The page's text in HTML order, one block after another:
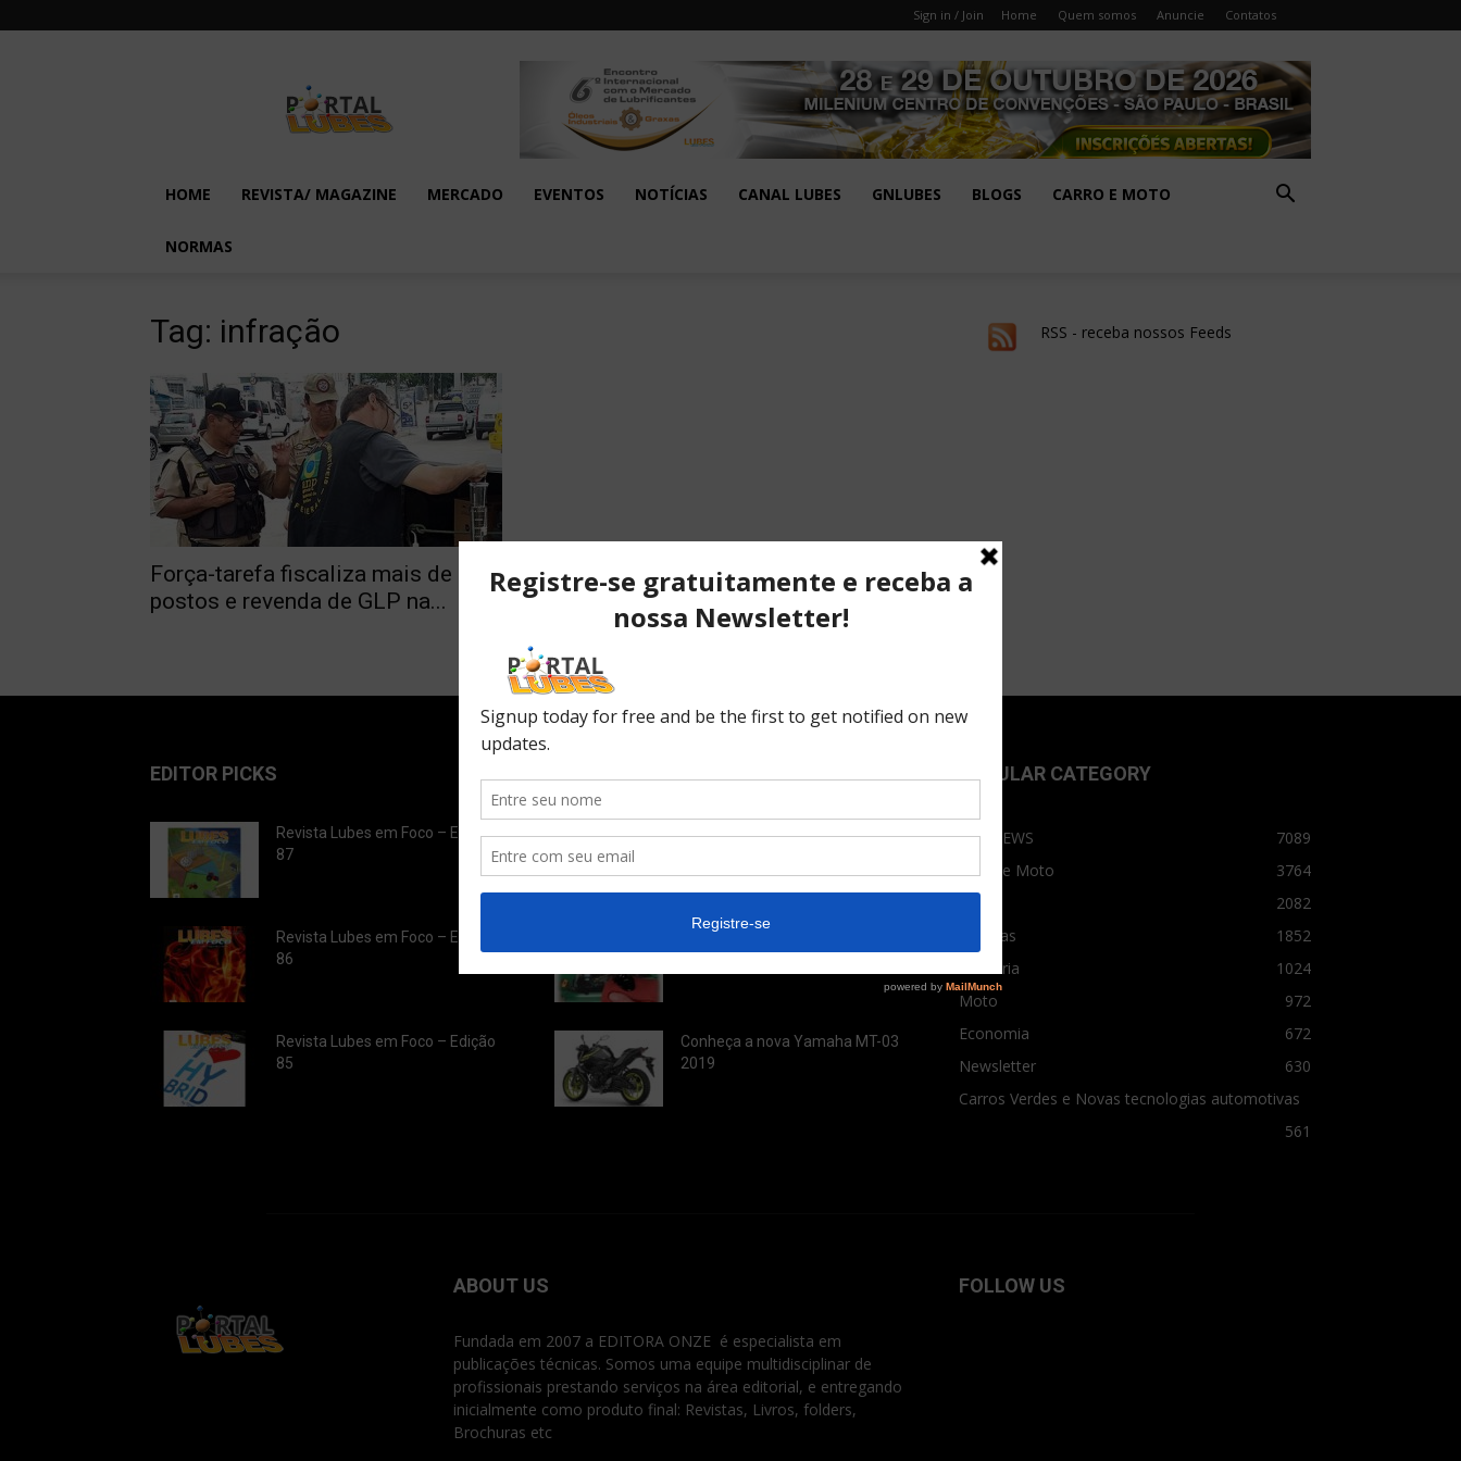
Sign in / Join Home Quem somos Anuncie Contatos
em
Foco
HOME REVISTA/ MAGAZINE MERCADO EVENTOS NOTÍCIAS CANAL LUBES GNLUBES BLOGS CARRO E MOTO
NORMAS
Tag: infração
Força-tarefa fiscaliza mais de 80
postos e revenda de GLP na...
RSS - receba nossos Feeds
EDITOR PICKS
Revista Lubes em Foco – Edição
87
Revista Lubes em Foco – Edição
86
Revista Lubes em Foco – Edição
85
Desvendando os segredos dos
desempenho...
10 causas da queda de pressão
Conheça a nova Yamaha MT-03
2019
POPULAR CATEGORY
TOPNEWS
7089
Carro e Moto
3764
2082
Notícias
1852
Indústria
1024
Moto
972
Economia
672
Newsletter
630
Carros Verdes e Novas tecnologias automotivas
561
ABOUT US
Fundada em 2007 a EDITORA ONZE é especialista em
publicações técnicas. Somos uma equipe multidisciplinar de
profissionais prestando serviços na área editorial, e entregando
inicialmente como produto final: Revistas, Livros, folders,
Brochuras etc
FOLLOW US